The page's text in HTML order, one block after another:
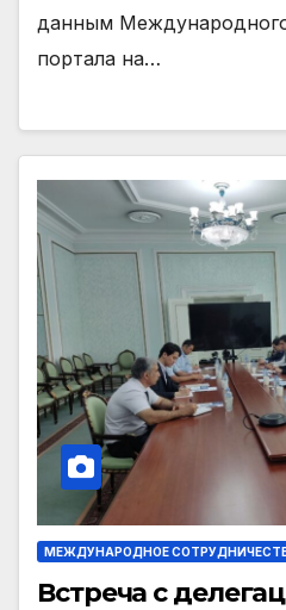
данным
портала на…
МЕЖДУНАРОДНОЕ
Встреча с